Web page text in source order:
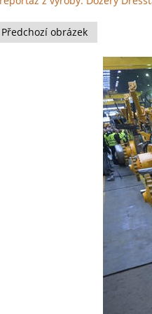
obrázek